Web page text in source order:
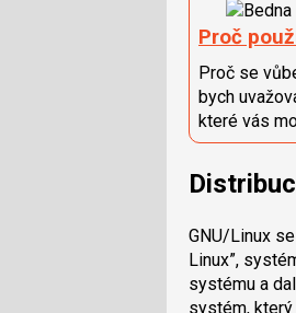
Proč
Proč se
bych
které vás
GNU/Linux
Linux”,
systému a
systém,